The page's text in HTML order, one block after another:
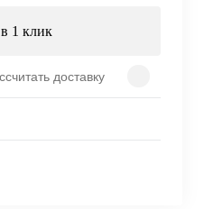
1 клик
доставку